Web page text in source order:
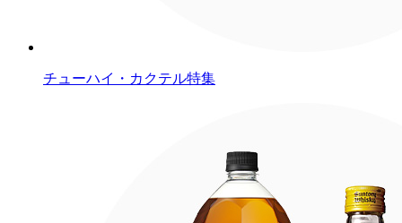
チューハイ・カクテル特集